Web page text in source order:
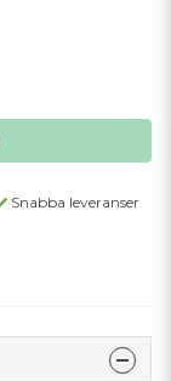
Snabba leveranser